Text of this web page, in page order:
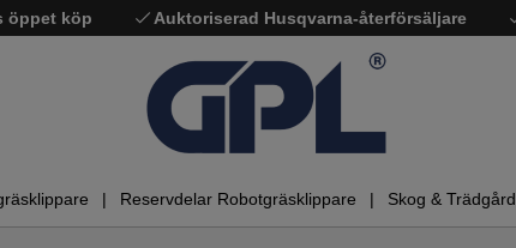
öppet köp Auktoriserad Husqvarna-återförsäljare
Reservdelar Robotgräsklippare Skog & Trädgård